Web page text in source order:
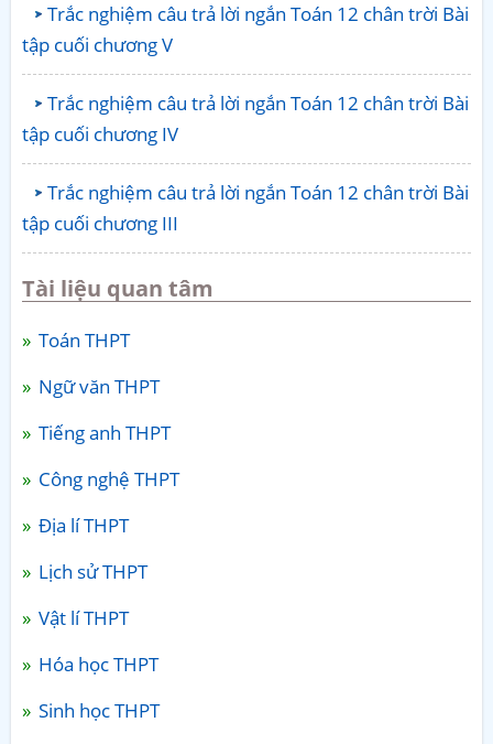
Trắc nghiệm câu trả lời ngắn Toán 12 chân trời Bài
tập cuối chương V
Trắc nghiệm câu trả lời ngắn Toán 12 chân trời Bài
tập cuối chương IV
Trắc nghiệm câu trả lời ngắn Toán 12 chân trời Bài
tập cuối chương III
Tài liệu quan tâm
Toán THPT
Ngữ văn THPT
Tiếng anh THPT
Công nghệ THPT
Địa lí THPT
Lịch sử THPT
Vật lí THPT
Hóa học THPT
Sinh học THPT